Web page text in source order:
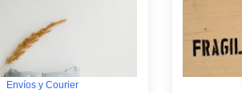
Envíos y Courier